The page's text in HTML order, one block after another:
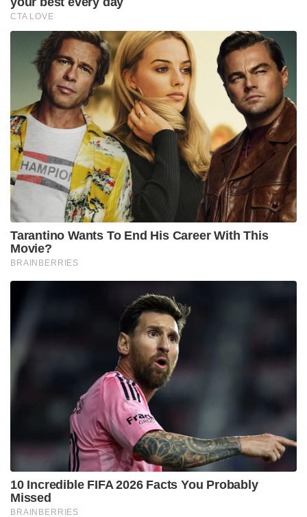
ആവേശത്തോടെയാണ് ഇന്ത്യൻ ജനത
ഏറ്റെടുത്തിരിക്കുന്നത്. ഭാരതത്തിന്റെ
ദൃഢനിശ്ചയത്തിന്റെയും ശക്തമായ പ്രതിരോധ
സംവിധാനങ്ങളുടെയും തെളിവാണിതെന്നാണ്
നെറ്റിസൺസ് കുറിക്കുന്നത്.
Tags: Hormuz